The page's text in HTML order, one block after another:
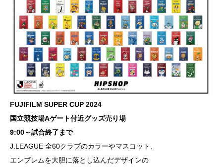
FUJIFILM SUPER CUP 2024
国立競技場Aゲート付近グッズ売り場
9:00～試合終了まで
J.LEAGUE 全60クラブのカラーやマスコット、
エンブレムを大胆に落とし込んだデザインの